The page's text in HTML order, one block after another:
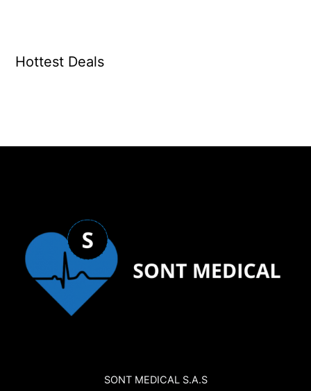
Hottest Deals
SONT MEDICAL S.A.S